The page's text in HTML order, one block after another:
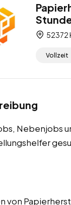
52372
Vollzeit
Nebenjobs
von